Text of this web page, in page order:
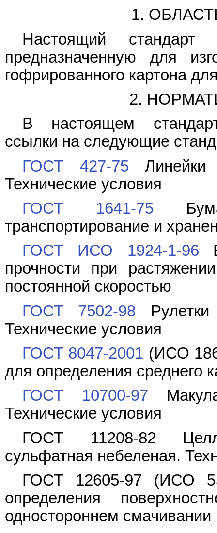
1.
Настоящий стандарт
предназначенную для
гофрированного картона
2.
В настоящем
ссылки на следующие
ГОСТ 427-75 Линейки
Технические условия
ГОСТ 1641-75
транспортирование и
ГОСТ ИСО 1924-1-96
прочности при
постоянной скоростью
ГОСТ 7502-98 Рулетки
Технические условия
ГОСТ 8047-2001 (ИСО
для определения среднего
ГОСТ 10700-97
Технические условия
ГОСТ 11208-82
сульфатная небеленая.
ГОСТ 12605-97 (ИСО
определения
одностороннем